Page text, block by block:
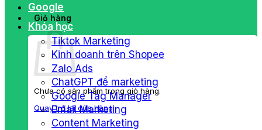
Giỏ hàng
Chưa có sản phẩm trong giỏ hàng.
Quay trở lại cửa hàng
Google
Khóa học
Tiktok Marketing
Kinh doanh trên Shopee
Zalo Ads
ChatGPT để marketing
Google Tag Manager
Email Marketing
Content Marketing